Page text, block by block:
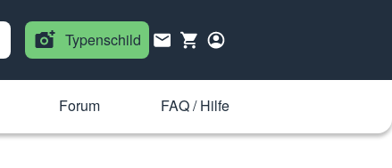
Typenschild
Forum FAQ / Hilfe